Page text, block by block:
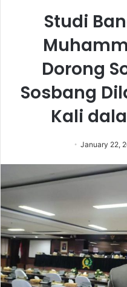
Studi
Dorong
Sosbang
Kali
January 22,